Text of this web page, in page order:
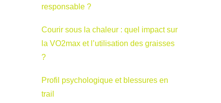
responsable ?
Courir sous la chaleur : quel impact sur
la VO2max et l’utilisation des graisses
?
Profil psychologique et blessures en
trail